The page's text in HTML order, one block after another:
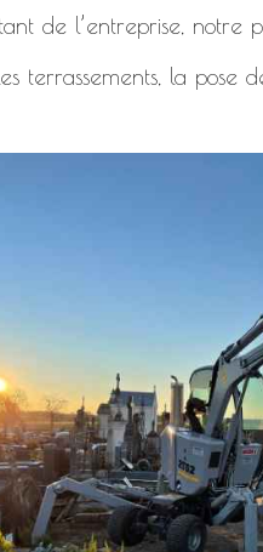
de l’entreprise, notre
terrassements, la